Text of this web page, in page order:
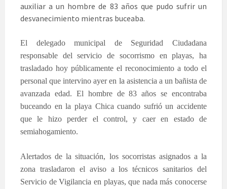
auxiliar a un hombre de 83 años que pudo sufrir un
desvanecimiento mientras buceaba.
El delegado municipal de Seguridad Ciudadana
responsable del servicio de socorrismo en playas, ha
trasladado hoy públicamente el reconocimiento a todo el
personal que intervino ayer en la asistencia a un bañista de
avanzada edad. El hombre de 83 años se encontraba
buceando en la playa Chica cuando sufrió un accidente
que le hizo perder el control, y caer en estado de
semiahogamiento.
Alertados de la situación, los socorristas asignados a la
zona trasladaron el aviso a los técnicos sanitarios del
Servicio de Vigilancia en playas, que nada más conocerse